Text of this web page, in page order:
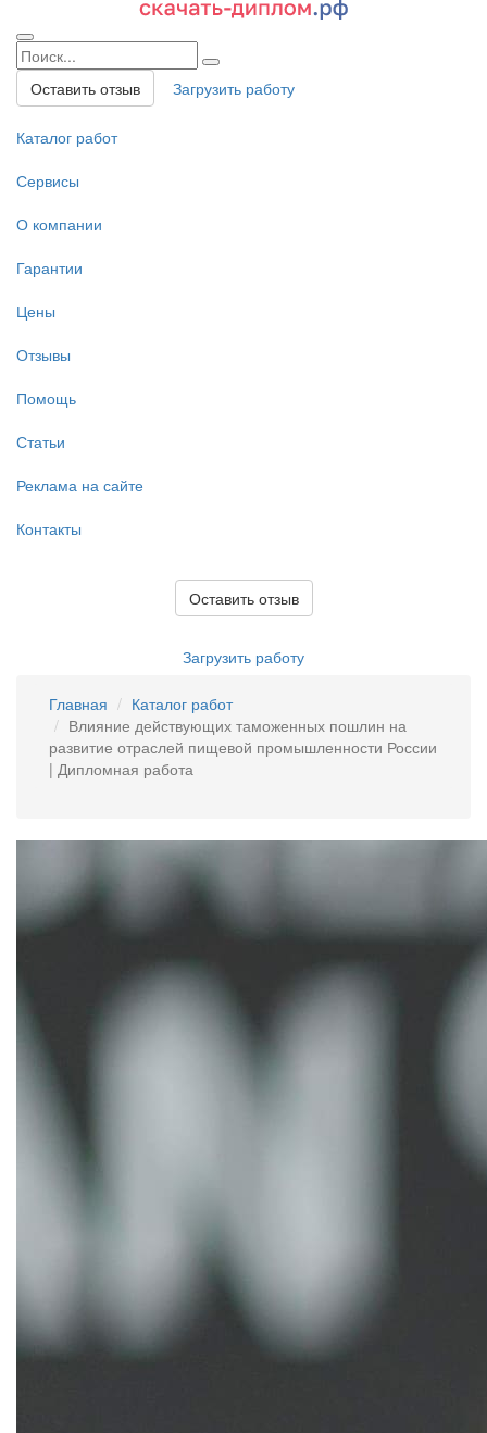
Оставить отзыв Загрузить работу
Каталог работ
Сервисы
О компании
Гарантии
Цены
Отзывы
Помощь
Статьи
Реклама на сайте
Контакты
Оставить отзыв
Загрузить работу
Главная
Каталог работ
Влияние действующих таможенных пошлин на
развитие отраслей пищевой промышленности России
| Дипломная работа